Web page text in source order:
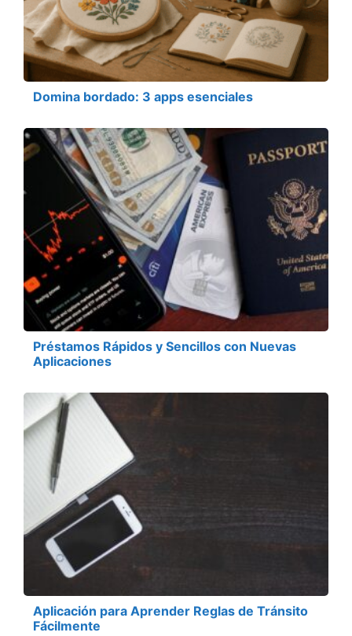
Domina bordado: 3 apps esenciales
Préstamos Rápidos y Sencillos con Nuevas
Aplicaciones
Aplicación para Aprender Reglas de Tránsito
Fácilmente